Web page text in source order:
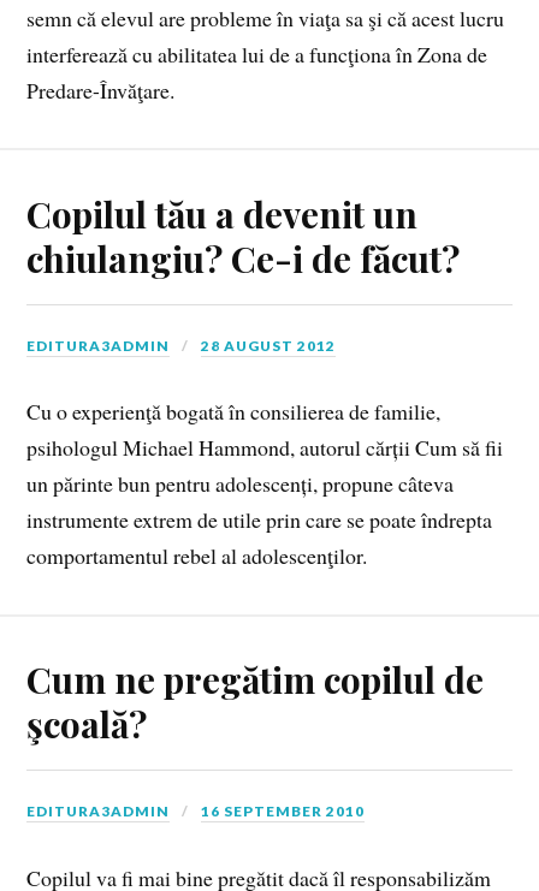
semn că elevul are probleme în viaţa sa şi că acest lucru
interferează cu abilitatea lui de a funcţiona în Zona de
Predare-Învăţare.
Copilul tău a devenit un
chiulangiu? Ce-i de făcut?
EDITURA3ADMIN 28 AUGUST 2012
Cu o experienţă bogată în consilierea de familie,
psihologul Michael Hammond, autorul cărții Cum să fii
un părinte bun pentru adolescenți, propune câteva
instrumente extrem de utile prin care se poate îndrepta
comportamentul rebel al adolescenţilor.
Cum ne pregătim copilul de
şcoală?
EDITURA3ADMIN 16 SEPTEMBER 2010
Copilul va fi mai bine pregătit dacă îl responsabilizăm